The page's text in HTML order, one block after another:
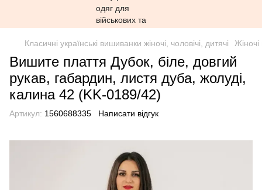
Класичні українські вишиванки жіночі, чоловічі, дитячі
Вишите плаття Дубок, біле, довгий
рукав, габардин, листя дуба, жолуді,
калина 42 (KK-0189/42)
Артикул: 1560688335 Написати відгук